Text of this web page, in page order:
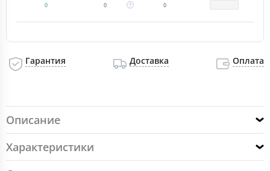
0
0 0
Гарантия Доставка Оплата
Описание
Характеристики